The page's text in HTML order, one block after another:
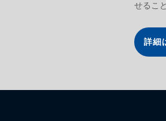
せるこ
詳細